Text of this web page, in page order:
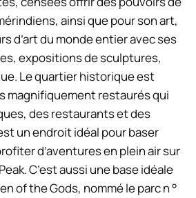
ainsi que pour son art,
d’art du monde entier avec ses
expositions de sculptures,
Le quartier historique est
magnifiquement restaurés qui
des restaurants et des
un endroit idéal pour baser
d’aventures en plein air sur
C’est aussi une base idéale
of the Gods, nommé le parc n °